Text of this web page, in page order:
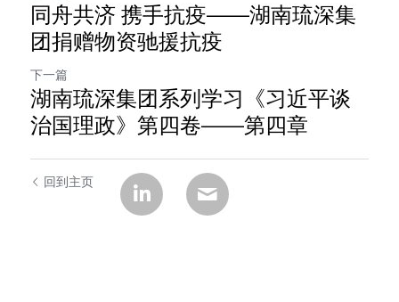
同舟共济 携手抗疫——湖南琉深集
团捐赠物资驰援抗疫
下一篇
湖南琉深集团系列学习《习近平谈
治国理政》第四卷——第四章
回到主页